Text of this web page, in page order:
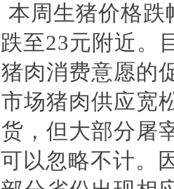
本周生猪价格跌
跌至23元附近。
猪肉消费意愿的
市场猪肉供应宽
货，但大部分屠
可以忽略不计。